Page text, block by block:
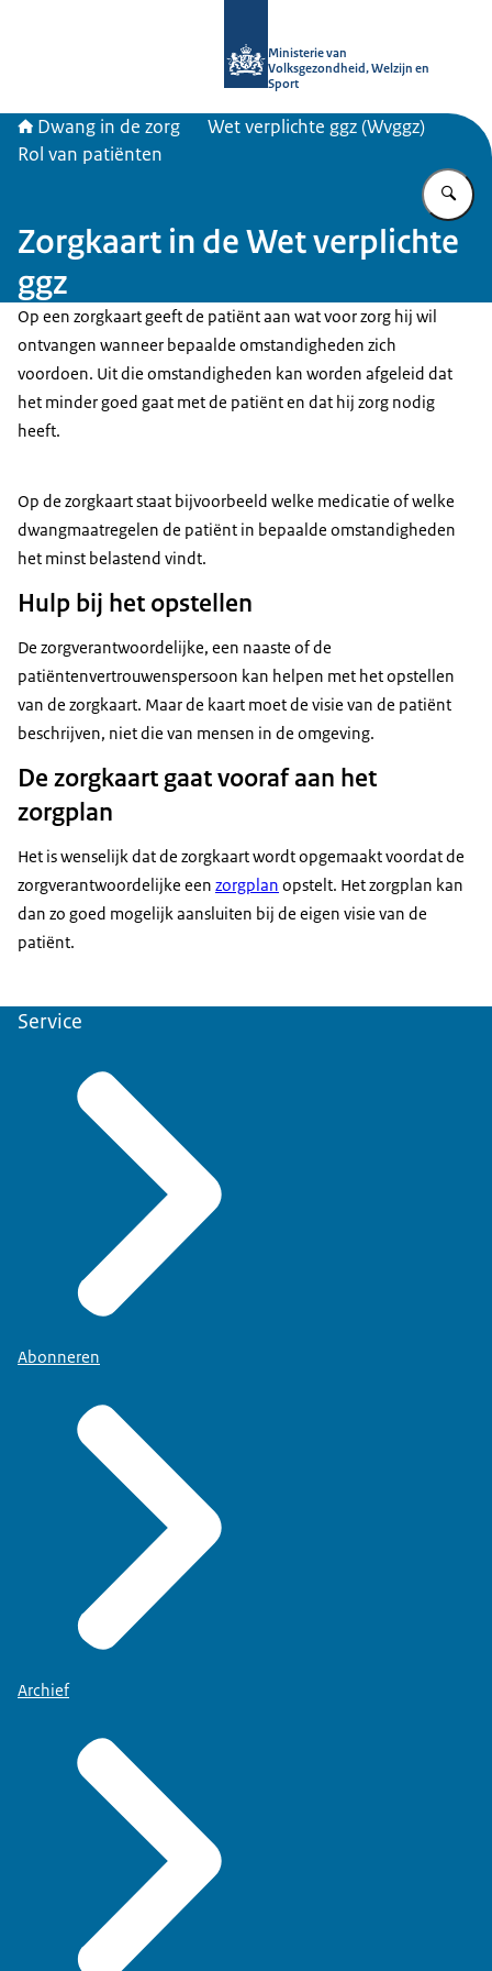
Ministerie van
Volksgezondheid, Welzijn en
Sport
Dwang in de zorg
Wet verplichte ggz (Wvggz)
Rol van patiënten
Zorgkaart in de Wet verplichte
ggz
Op een zorgkaart geeft de patiënt aan wat voor zorg hij wil
ontvangen wanneer bepaalde omstandigheden zich
voordoen. Uit die omstandigheden kan worden afgeleid dat
het minder goed gaat met de patiënt en dat hij zorg nodig
heeft.
Op de zorgkaart staat bijvoorbeeld welke medicatie of welke
dwangmaatregelen de patiënt in bepaalde omstandigheden
het minst belastend vindt.
Hulp bij het opstellen
De zorgverantwoordelijke, een naaste of de
patiëntenvertrouwenspersoon kan helpen met het opstellen
van de zorgkaart. Maar de kaart moet de visie van de patiënt
beschrijven, niet die van mensen in de omgeving.
De zorgkaart gaat vooraf aan het
zorgplan
Het is wenselijk dat de zorgkaart wordt opgemaakt voordat de
zorgverantwoordelijke een zorgplan opstelt. Het zorgplan kan
dan zo goed mogelijk aansluiten bij de eigen visie van de
patiënt.
Service
Abonneren
Archief